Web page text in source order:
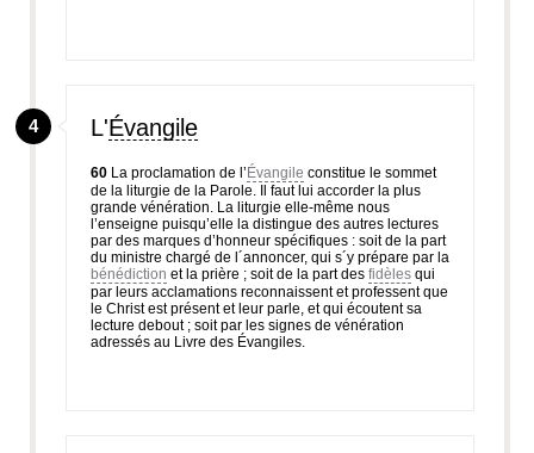
4 L'Évangile
60 La proclamation de l’Évangile constitue le sommet
de la liturgie de la Parole. Il faut lui accorder la plus
grande vénération. La liturgie elle-même nous
l’enseigne puisqu’elle la distingue des autres lectures
par des marques d’honneur spécifiques : soit de la part
du ministre chargé de l´annoncer, qui s´y prépare par la
bénédiction et la prière ; soit de la part des fidèles qui
par leurs acclamations reconnaissent et professent que
le Christ est présent et leur parle, et qui écoutent sa
lecture debout ; soit par les signes de vénération
adressés au Livre des Évangiles.